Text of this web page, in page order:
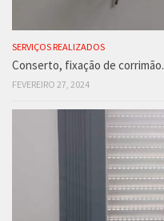
SERVIÇOS REALIZADOS
Conserto, fixação de corrimão.
FEVEREIRO 27, 2024